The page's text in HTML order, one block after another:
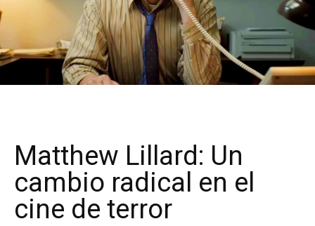
Matthew Lillard: Un
cambio radical en el
cine de terror